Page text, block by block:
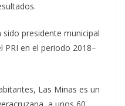
presidente municipal
PRI en el periodo 2018–
Las Minas es un